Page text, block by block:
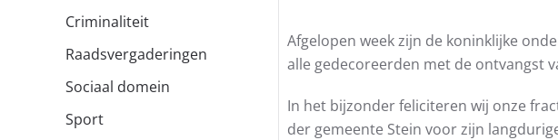
Afgelopen week zijn de koninklijke
alle gedecoreerden met de ontvangst
In het bijzonder feliciteren wij onze
der gemeente Stein voor zijn
Criminaliteit
Raadsvergaderingen
Sociaal domein
Sport